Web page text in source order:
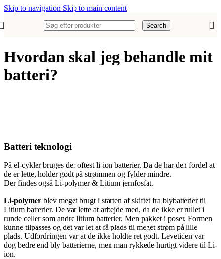
Skip to navigation Skip to main content
Search
Hvordan skal jeg behandle mit
batteri?
Batteri teknologi
På el-cykler bruges der oftest li-ion batterier. Da de har den fordel at
de er lette, holder godt på strømmen og fylder mindre.
Der findes også Li-polymer & Litium jernfosfat.
Li-polymer blev meget brugt i starten af skiftet fra blybatterier til
Litium batterier. De var lette at arbejde med, da de ikke er rullet i
runde celler som andre litium batterier. Men pakket i poser. Formen
kunne tilpasses og det var let at få plads til meget strøm på lille
plads. Udfordringen var at de ikke holdte ret godt. Levetiden var
dog bedre end bly batterierne, men man rykkede hurtigt videre til Li-
ion.